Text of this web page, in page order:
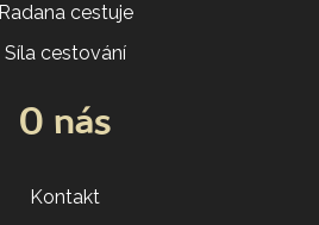
Radana cestuje
Síla cestování
O nás
Kontakt